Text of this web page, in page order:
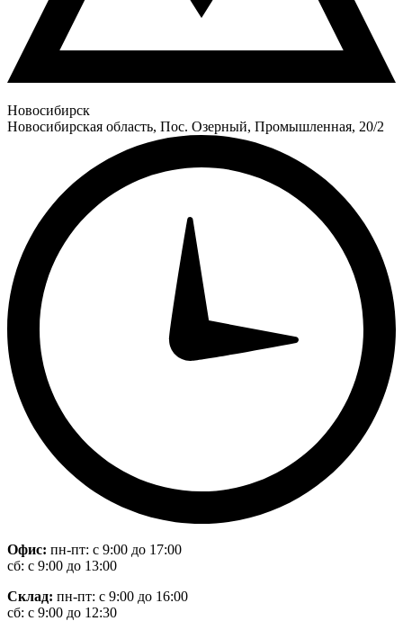
Новосибирск
Новосибирская область, Пос. Озерный, Промышленная, 20/2
Офис: пн-пт: с 9:00 до 17:00
сб: с 9:00 до 13:00
Склад: пн-пт: с 9:00 до 16:00
сб: с 9:00 до 12:30